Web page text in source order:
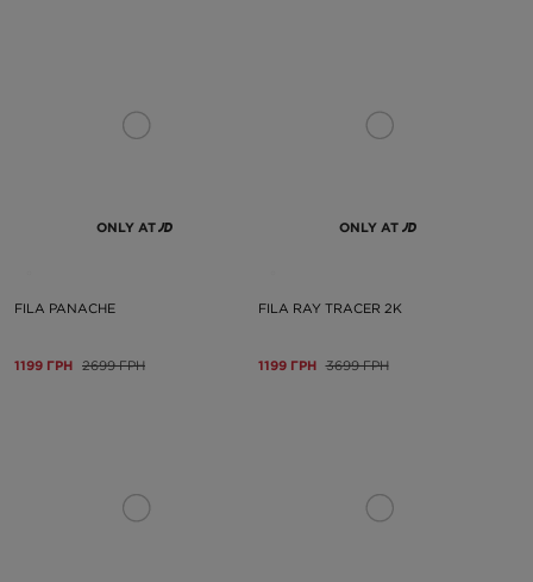
ONLY AT
FILA PANACHE
1199 ГРН 2699 ГРН
ONLY AT
FILA RAY TRACER 2K
1199 ГРН 3699 ГРН